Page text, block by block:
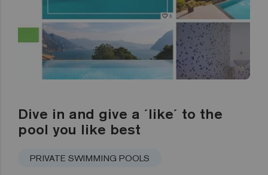
Dive in and give a ´like´ to the
pool you like best
PRIVATE SWIMMING POOLS